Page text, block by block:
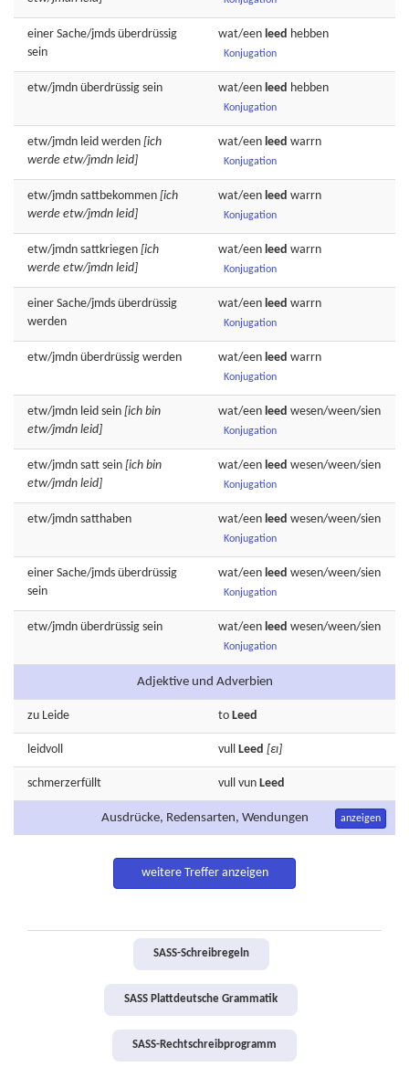
einer Sache/jmds überdrüssig
sein
wat/een leed hebben
Konjugation
etw/jmdn überdrüssig sein wat/een leed hebben
Konjugation
etw/jmdn leid werden [ich
werde etw/jmdn leid]
wat/een leed warrn
Konjugation
etw/jmdn sattbekommen [ich
werde etw/jmdn leid]
wat/een leed warrn
Konjugation
etw/jmdn sattkriegen [ich
werde etw/jmdn leid]
wat/een leed warrn
Konjugation
einer Sache/jmds überdrüssig
werden
wat/een leed warrn
Konjugation
etw/jmdn überdrüssig werden wat/een leed warrn
Konjugation
etw/jmdn leid sein [ich bin
etw/jmdn leid]
wat/een leed wesen/ween/sien
Konjugation
etw/jmdn satt sein [ich bin
etw/jmdn leid]
wat/een leed wesen/ween/sien
Konjugation
etw/jmdn satthaben wat/een leed wesen/ween/sien
Konjugation
einer Sache/jmds überdrüssig
sein
wat/een leed wesen/ween/sien
Konjugation
etw/jmdn überdrüssig sein wat/een leed wesen/ween/sien
Konjugation
Adjektive und Adverbien
zu Leide to Leed
leidvoll vull Leed [εɪ]
schmerzerfüllt vull vun Leed
Ausdrücke, Redensarten, Wendungen anzeigen
weitere Treffer anzeigen
SASS-Schreibregeln
SASS Plattdeutsche Grammatik
SASS-Rechtschreibprogramm